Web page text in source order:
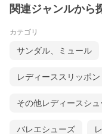
関連ジャンルから
カテゴリ
サンダル、ミュール
レディーススリッポン
その他レディースシ
バレエシューズ